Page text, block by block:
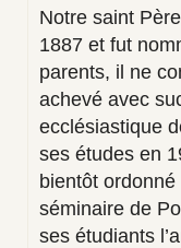
Notre saint
1887 et fut
parents, il ne
achevé avec
ecclésiastique
ses études en
bientôt
séminaire de
ses étudiants